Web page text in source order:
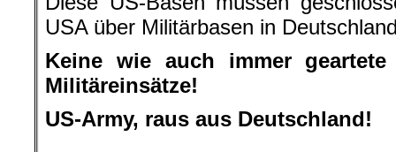
USA über Militärbasen in
Keine wie auch immer
Militäreinsätze!
US-Army, raus aus Deutschland!